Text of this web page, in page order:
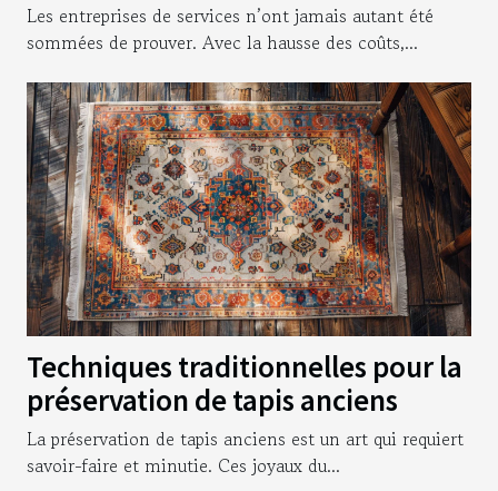
Les entreprises de services n’ont jamais autant été
sommées de prouver. Avec la hausse des coûts,...
Techniques traditionnelles pour la
préservation de tapis anciens
La préservation de tapis anciens est un art qui requiert
savoir-faire et minutie. Ces joyaux du...